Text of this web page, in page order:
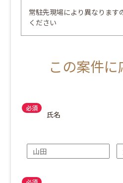
常駐先現場により異なります
ください
この案件に
氏名